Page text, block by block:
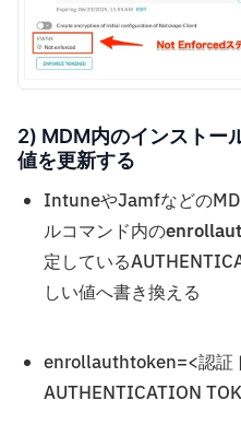
2) MDM内のインストー
値を更新する
IntuneやJamfなどの
ルコマンド内の
定している
しい値へ書き換える
enrollauthtoken=<認証
AUTHENTICATION